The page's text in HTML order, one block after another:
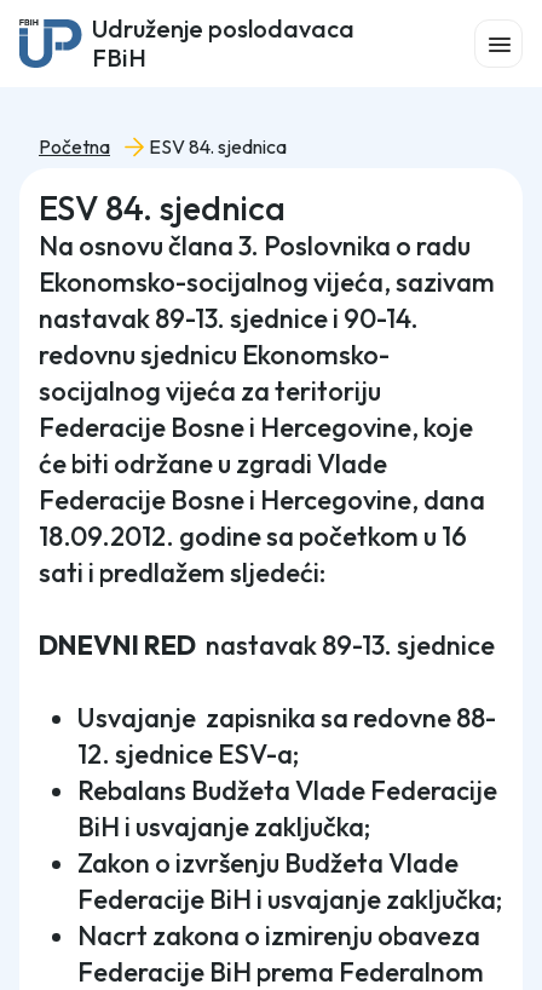
Udruženje poslodavaca
FBiH
Početna ESV 84. sjednica
ESV 84. sjednica
Na osnovu člana 3. Poslovnika o radu
Ekonomsko-socijalnog vijeća, sazivam
nastavak 89-13. sjednice i 90-14.
redovnu sjednicu Ekonomsko-
socijalnog vijeća za teritoriju
Federacije Bosne i Hercegovine, koje
će biti održane u zgradi Vlade
Federacije Bosne i Hercegovine, dana
18.09.2012. godine sa početkom u 16
sati i predlažem sljedeći:
DNEVNI RED nastavak 89-13. sjednice
Usvajanje zapisnika sa redovne 88-
12. sjednice ESV-a;
Rebalans Budžeta Vlade Federacije
BiH i usvajanje zaključka;
Zakon o izvršenju Budžeta Vlade
Federacije BiH i usvajanje zaključka;
Nacrt zakona o izmirenju obaveza
Federacije BiH prema Federalnom